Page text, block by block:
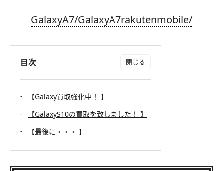
GalaxyA7/GalaxyA7rakutenmobile/
目次
【Galaxy買取強化中！ 】
【GalaxyS10の買取を致しました！ 】
【最後に・・・ 】